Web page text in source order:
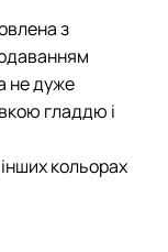
з
не дуже
гладдю і
кольорах